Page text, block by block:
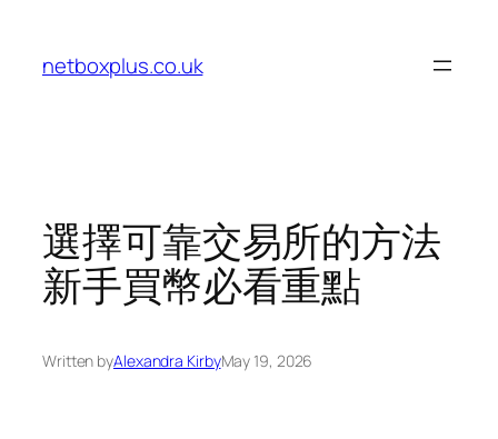
content
netboxplus.co.uk
選擇可靠交易所的方法
新手買幣必看重點
Written byAlexandra KirbyMay 19, 2026